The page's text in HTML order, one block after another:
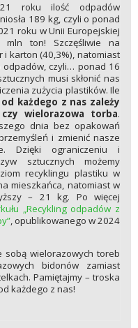
roku ilość odpadów
189 kg, czyli o ponad
roku w Unii Europejskiej
ton! Szczęśliwie na
i karton (40,3%), natomiast
odpadów, czyli… ponad 16
musi skłonić nas
zużycia plastików. Ile
każdego z nas zależy
wielorazowa torba.
dnia bez opakowań
i zmienić nasze
Dzięki ograniczeniu i
sztucznych możemy
recyklingu plastiku w
mieszkańca, natomiast w
– 21 kg. Po więcej
„Recykling odpadów z
, opublikowanego w 2024
sobą wielorazowych toreb
bidonów zamiast
Pamiętajmy – troska
każdego z nas!